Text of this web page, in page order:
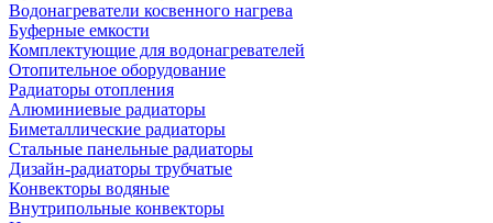
Водонагреватели косвенного нагрева
Буферные емкости
Комплектующие для водонагревателей
Отопительное оборудование
Радиаторы отопления
Алюминиевые радиаторы
Биметаллические радиаторы
Стальные панельные радиаторы
Дизайн-радиаторы трубчатые
Конвекторы водяные
Внутрипольные конвекторы